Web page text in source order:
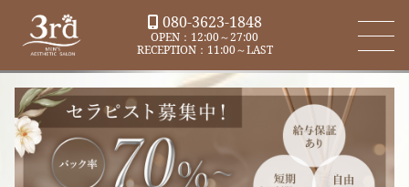
080-3623-1848
OPEN：12:00～27:00
RECEPTION：11:00～LAST